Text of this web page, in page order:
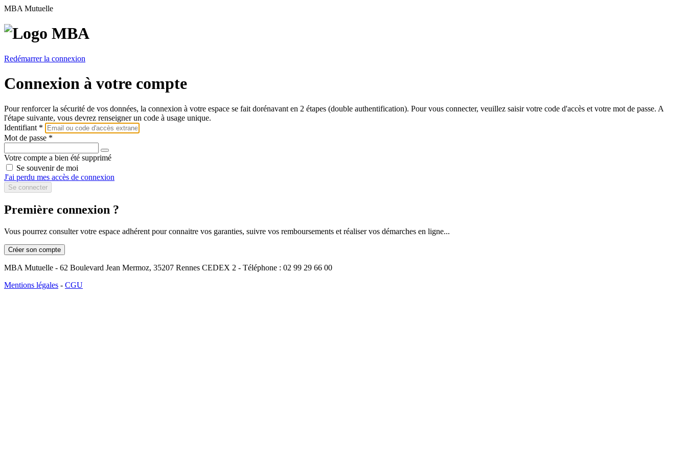
MBA Mutuelle
Redémarrer la connexion
Connexion à votre compte
Pour renforcer la sécurité de vos données, la connexion à votre espace se fait dorénavant en 2 étapes (double authentification). Pour vous connecter, veuillez saisir votre code d'accès et votre mot de passe. A
l'étape suivante, vous devrez renseigner un code à usage unique.
Identifiant *
Mot de passe *
Votre compte a bien été supprimé
Se souvenir de moi
J'ai perdu mes accès de connexion
Première connexion ?
Vous pourrez consulter votre espace adhérent pour connaitre vos garanties, suivre vos remboursements et réaliser vos démarches en ligne...
Créer son compte
MBA Mutuelle - 62 Boulevard Jean Mermoz, 35207 Rennes CEDEX 2 - Téléphone : 02 99 29 66 00
Mentions légales - CGU